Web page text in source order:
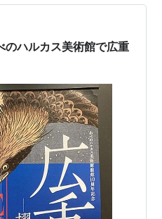
ハルカス美術館で広重